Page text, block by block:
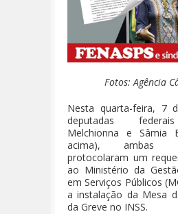
Fotos: Agência
Nesta quarta-feira, 7
deputadas
Melchionna e Sâmia
acima), ambas
protocolaram um
ao Ministério da
em Serviços Públicos
a instalação da Mesa
da Greve no INSS.